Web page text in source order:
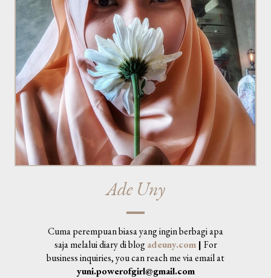
Ade Uny
Cuma perempuan biasa yang ingin berbagi apa
saja melalui diary di blogadeuny.com| For
business inquiries, you can reach me via email at
yuni.powerofgirl@gmail.com